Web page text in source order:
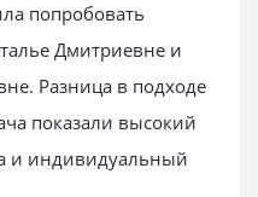
попробовать
Дмитриевне и
Разница в подходе
показали высокий
и индивидуальный